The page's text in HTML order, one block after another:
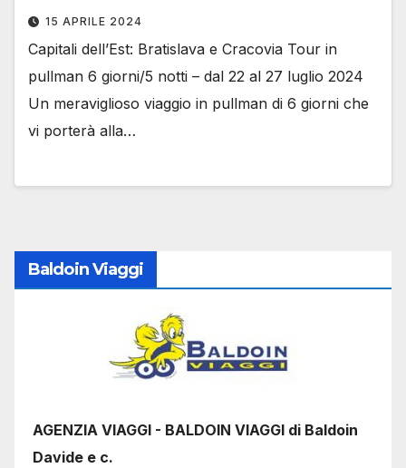
15 APRILE 2024
Capitali dell’Est: Bratislava e Cracovia Tour in
pullman 6 giorni/5 notti – dal 22 al 27 luglio 2024
Un meraviglioso viaggio in pullman di 6 giorni che
vi porterà alla…
Baldoin Viaggi
AGENZIA VIAGGI - BALDOIN VIAGGI di Baldoin
Davide e c.